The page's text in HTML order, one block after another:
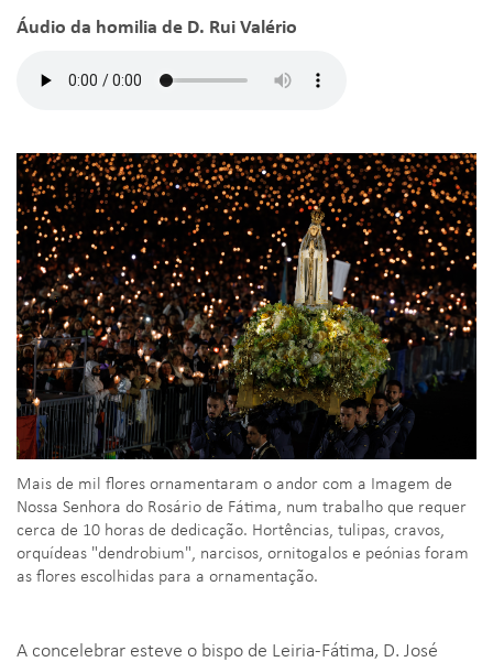
Áudio da homilia de D. Rui Valério
Mais de mil flores ornamentaram o andor com a Imagem de
Nossa Senhora do Rosário de Fátima, num trabalho que requer
cerca de 10 horas de dedicação. Hortências, tulipas, cravos,
orquídeas "dendrobium", narcisos, ornitogalos e peónias foram
as flores escolhidas para a ornamentação.
A concelebrar esteve o bispo de Leiria-Fátima, D. José